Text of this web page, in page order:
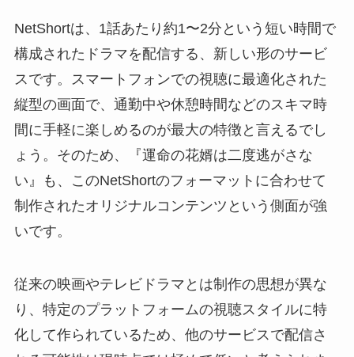
NetShortは、1話あたり約1〜2分という短い時間で
構成されたドラマを配信する、新しい形のサービ
スです。スマートフォンでの視聴に最適化された
縦型の画面で、通勤中や休憩時間などのスキマ時
間に手軽に楽しめるのが最大の特徴と言えるでし
ょう。そのため、『運命の花婿は二度逃がさな
い』も、このNetShortのフォーマットに合わせて
制作されたオリジナルコンテンツという側面が強
いです。
従来の映画やテレビドラマとは制作の思想が異な
り、特定のプラットフォームの視聴スタイルに特
化して作られているため、他のサービスで配信さ